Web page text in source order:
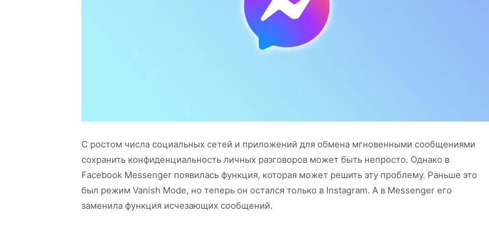
С ростом числа социальных сетей и приложений для обмена мгновенными сообщениями
сохранить конфиденциальность личных разговоров может быть непросто. Однако в
Facebook Messenger появилась функция, которая может решить эту проблему. Раньше это
был режим Vanish Mode, но теперь он остался только в Instagram. А в Messenger его
заменила функция исчезающих сообщений.